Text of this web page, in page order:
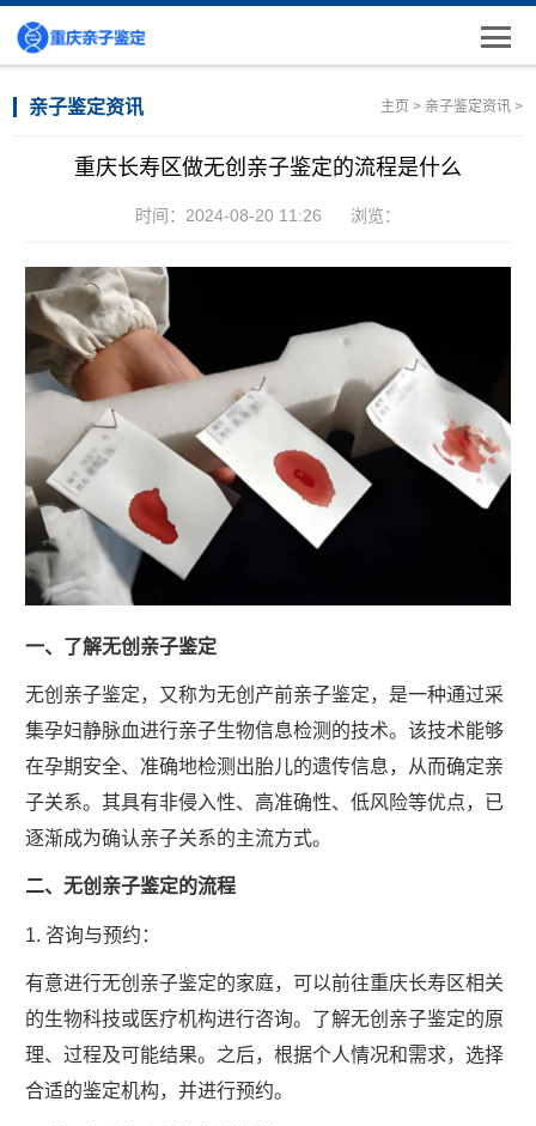
亲子鉴定资讯 主页 > 亲子鉴定资讯>
重庆长寿区做无创亲子鉴定的流程是什么
时间：2024-08-20 11:26 浏览：
一、了解无创亲子鉴定
无创亲子鉴定，又称为无创产前亲子鉴定，是一种通过采
集孕妇静脉血进行亲子生物信息检测的技术。该技术能够
在孕期安全、准确地检测出胎儿的遗传信息，从而确定亲
子关系。其具有非侵入性、高准确性、低风险等优点，已
逐渐成为确认亲子关系的主流方式。
二、无创亲子鉴定的流程
1. 咨询与预约：
有意进行无创亲子鉴定的家庭，可以前往重庆长寿区相关
的生物科技或医疗机构进行咨询。了解无创亲子鉴定的原
理、过程及可能结果。之后，根据个人情况和需求，选择
合适的鉴定机构，并进行预约。